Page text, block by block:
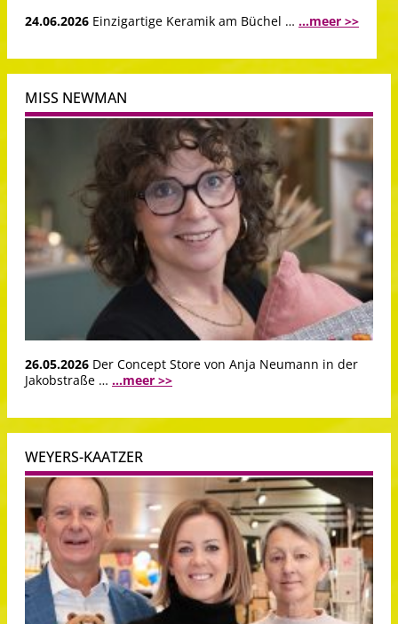
24.06.2026 Einzigartige Keramik am Büchel … ...meer >>
MISS NEWMAN
26.05.2026 Der Concept Store von Anja Neumann in der
Jakobstraße … ...meer >>
WEYERS-KAATZER